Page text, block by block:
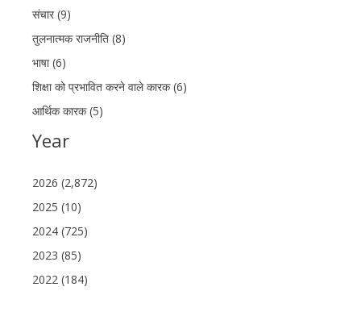
संचार (9)
तुलनात्मक राजनीति (8)
भाषा (6)
शिक्षा को प्रभावित करने वाले कारक (6)
आर्थिक कारक (5)
Year
2026 (2,872)
2025 (10)
2024 (725)
2023 (85)
2022 (184)